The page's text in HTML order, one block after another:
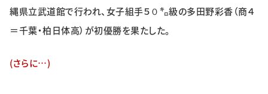
スポーツ
学生社会
縄県立武道館で行われ、女子組手５０㌔級の多田野彩香（商４
＝千葉・柏日体高）が初優勝を果たした。
(さらに…)